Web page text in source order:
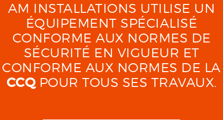
AM INSTALLATIONS UTILISE UN
ÉQUIPEMENT SPÉCIALISÉ
CONFORME AUX NORMES DE
SÉCURITÉ EN VIGUEUR ET
CONFORME AUX NORMES DE LA
CCQPOUR TOUS SES TRAVAUX.